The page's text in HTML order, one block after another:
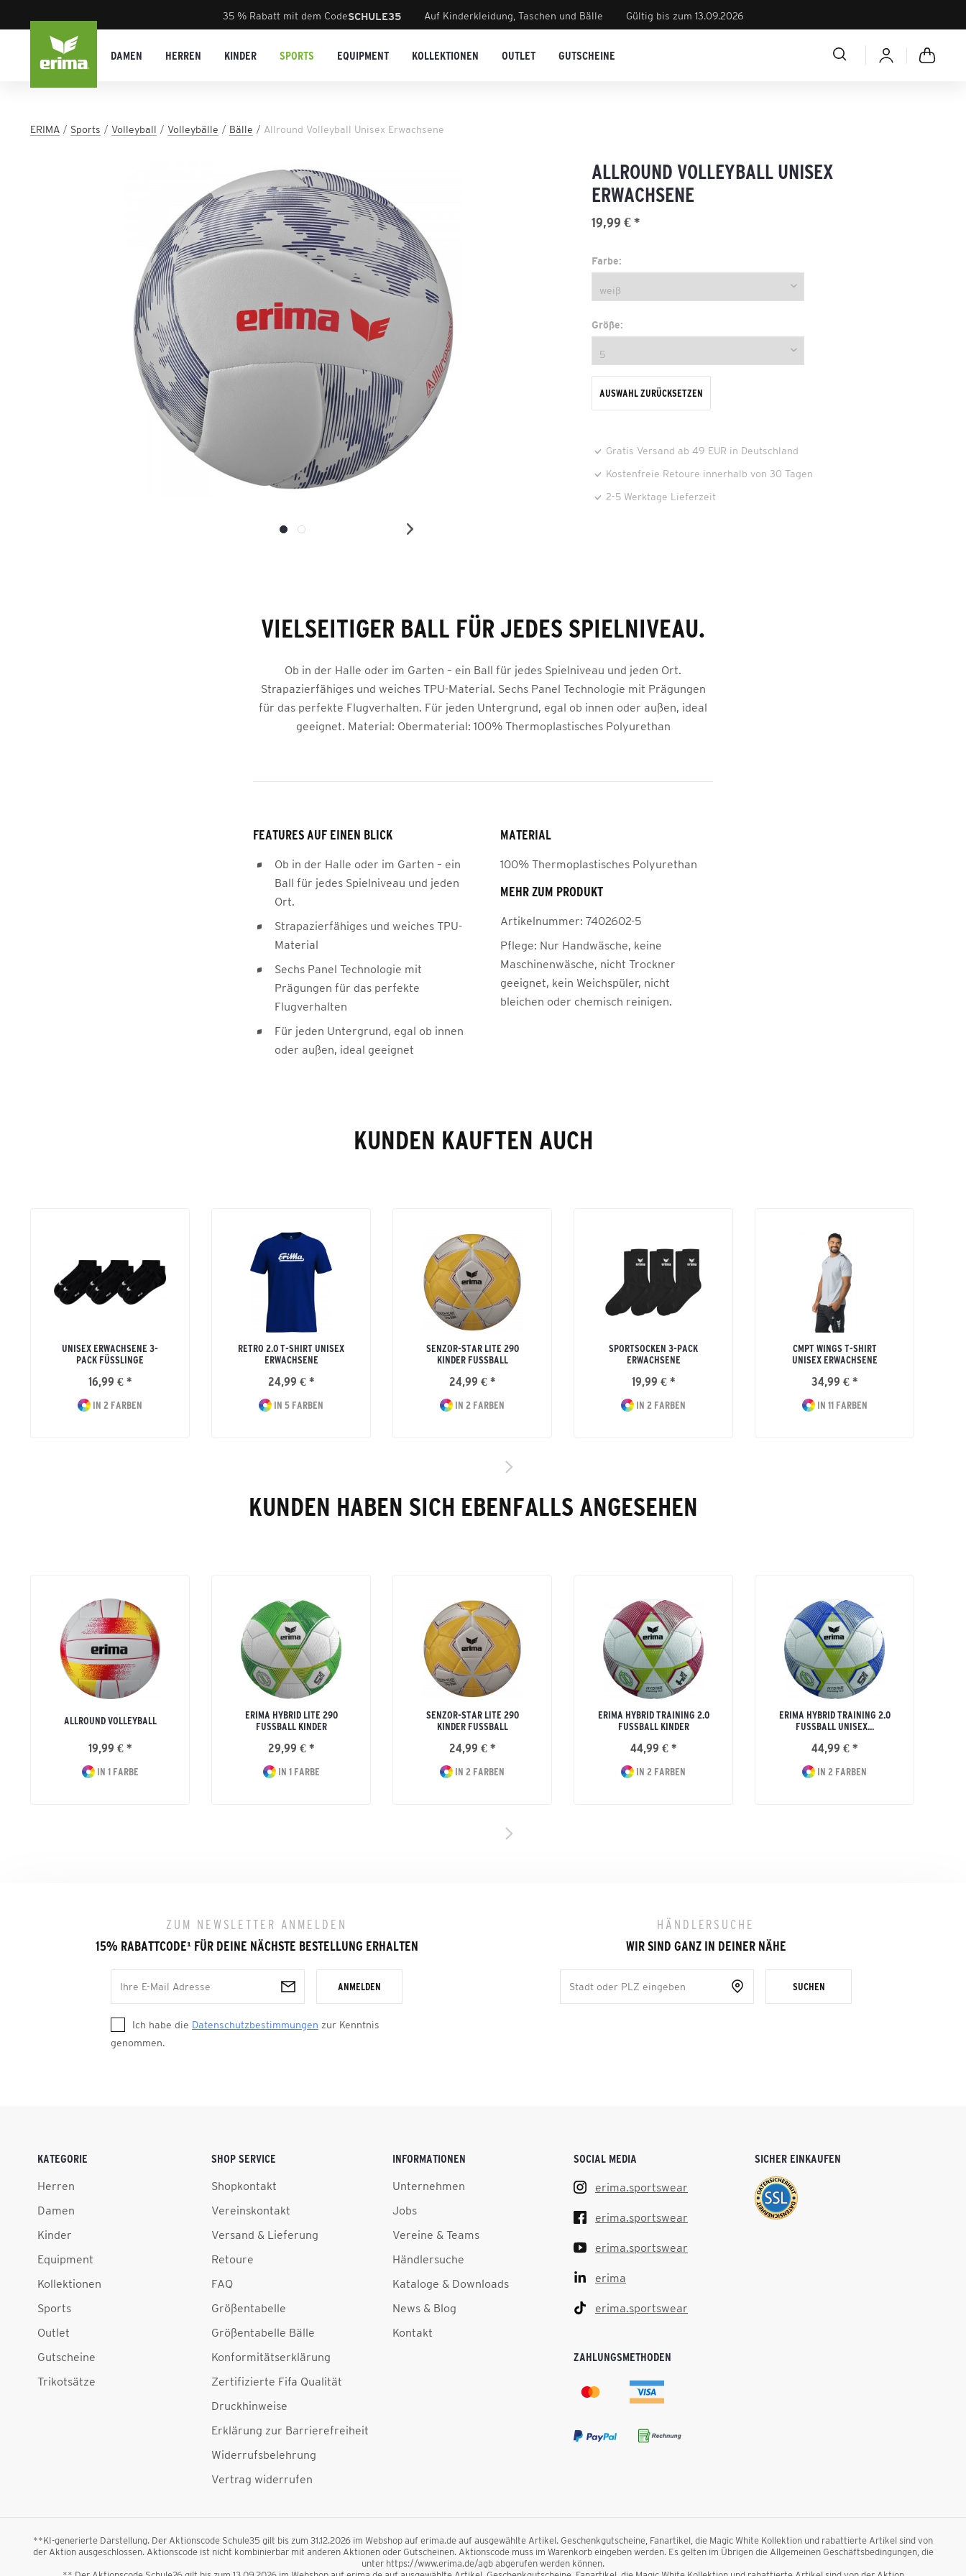
35 % Rabatt mit dem CodeSCHULE35 Auf Kinderkleidung, Taschen und Bälle Gültig bis zum 13.09.2026
DAMEN HERREN KINDER SPORTS EQUIPMENT KOLLEKTIONEN OUTLET GUTSCHEINE
ERIMA Sports Volleyball Volleybälle Bälle Allround Volleyball Unisex Erwachsene
ALLROUND VOLLEYBALL UNISEX
ERWACHSENE
19,99 € *
Farbe:
Größe:
AUSWAHL ZURÜCKSETZEN
Gratis Versand ab 49 EUR in Deutschland
Kostenfreie Retoure innerhalb von 30 Tagen
2-5 Werktage Lieferzeit
VIELSEITIGER BALL FÜR JEDES SPIELNIVEAU.
Ob in der Halle oder im Garten – ein Ball für jedes Spielniveau und jeden Ort.
Strapazierfähiges und weiches TPU-Material. Sechs Panel Technologie mit Prägungen
für das perfekte Flugverhalten. Für jeden Untergrund, egal ob innen oder außen, ideal
geeignet. Material: Obermaterial: 100% Thermoplastisches Polyurethan
FEATURES AUF EINEN BLICK
Ob in der Halle oder im Garten – ein
Ball für jedes Spielniveau und jeden
Ort.
Strapazierfähiges und weiches TPU-
Material
Sechs Panel Technologie mit
Prägungen für das perfekte
Flugverhalten
Für jeden Untergrund, egal ob innen
oder außen, ideal geeignet
MATERIAL
100% Thermoplastisches Polyurethan
MEHR ZUM PRODUKT
Artikelnummer: 7402602-5
Pflege: Nur Handwäsche, keine
Maschinenwäsche, nicht Trockner
geeignet, kein Weichspüler, nicht
bleichen oder chemisch reinigen.
KUNDEN KAUFTEN AUCH
UNISEX ERWACHSENE 3-
PACK FÜSSLINGE
16,99 € *
IN 2 FARBEN
RETRO 2.0 T-SHIRT UNISEX
ERWACHSENE
24,99 € *
IN 5 FARBEN
SENZOR-STAR LITE 290
KINDER FUSSBALL
24,99 € *
IN 2 FARBEN
SPORTSOCKEN 3-PACK
ERWACHSENE
19,99 € *
IN 2 FARBEN
CMPT WINGS T-SHIRT
UNISEX ERWACHSENE
34,99 € *
IN 11 FARBEN
KUNDEN HABEN SICH EBENFALLS ANGESEHEN
ALLROUND VOLLEYBALL
19,99 € *
IN 1 FARBE
ERIMA HYBRID LITE 290
FUSSBALL KINDER
29,99 € *
IN 1 FARBE
SENZOR-STAR LITE 290
KINDER FUSSBALL
24,99 € *
IN 2 FARBEN
ERIMA HYBRID TRAINING 2.0
FUSSBALL KINDER
44,99 € *
IN 2 FARBEN
ERIMA HYBRID TRAINING 2.0
FUSSBALL UNISEX...
44,99 € *
IN 2 FARBEN
ZUM NEWSLETTER ANMELDEN
15% RABATTCODE¹FÜR DEINE NÄCHSTE BESTELLUNG ERHALTEN
ANMELDEN
Ich habe die Datenschutzbestimmungen zur Kenntnis
genommen.
HÄNDLERSUCHE
WIR SIND GANZ IN DEINER NÄHE
SUCHEN
KATEGORIE
Herren
Damen
Kinder
Equipment
Kollektionen
Sports
Outlet
Gutscheine
Trikotsätze
SHOP SERVICE
Shopkontakt
Vereinskontakt
Versand & Lieferung
Retoure
FAQ
Größentabelle
Größentabelle Bälle
Konformitätserklärung
Zertifizierte Fifa Qualität
Druckhinweise
Erklärung zur Barrierefreiheit
Widerrufsbelehrung
Vertrag widerrufen
INFORMATIONEN
Unternehmen
Jobs
Vereine & Teams
Händlersuche
Kataloge & Downloads
News & Blog
Kontakt
SOCIAL MEDIA
erima.sportswear
erima.sportswear
erima.sportswear
erima
erima.sportswear
ZAHLUNGSMETHODEN
SICHER EINKAUFEN
**KI-generierte Darstellung. Der Aktionscode Schule35 gilt bis zum 31.12.2026 im Webshop auf erima.de auf ausgewählte Artikel. Geschenkgutscheine, Fanartikel, die Magic White Kollektion und rabattierte Artikel sind von
der Aktion ausgeschlossen. Aktionscode ist nicht kombinierbar mit anderen Aktionen oder Gutscheinen. Aktionscode muss im Warenkorb eingeben werden. Es gelten im Übrigen die Allgemeinen Geschäftsbedingungen, die
unter https://www.erima.de/agb abgerufen werden können.